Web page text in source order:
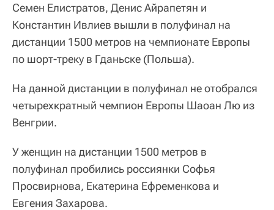
Семен Елистратов, Денис Айрапетян и
Константин Ивлиев вышли в полуфинал на
дистанции 1500 метров на чемпионате Европы
по шорт-треку в Гданьске (Польша).
На данной дистанции в полуфинал не отобрался
четырехкратный чемпион Европы Шаоан Лю из
Венгрии.
У женщин на дистанции 1500 метров в
полуфинал пробились россиянки Софья
Просвирнова, Екатерина Ефременкова и
Евгения Захарова.